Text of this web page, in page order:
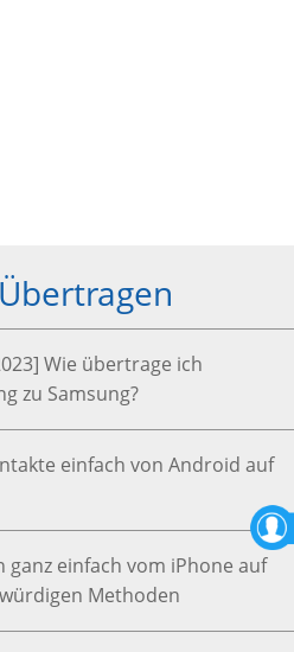
Wie übertrage ich
zu Samsung?
einfach von Android auf
ganz einfach vom iPhone auf
Methoden